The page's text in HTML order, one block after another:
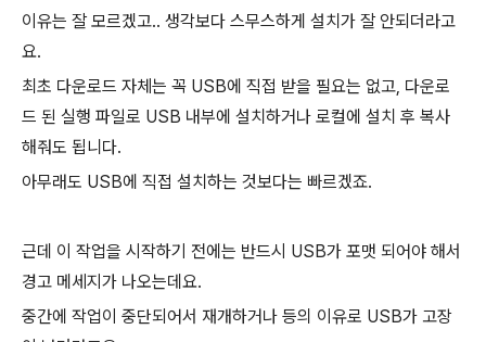
이유는 잘 모르겠고.. 생각보다 스무스하게 설치가 잘 안되더라고
요.
최초 다운로드 자체는 꼭 USB에 직접 받을 필요는 없고, 다운로
드 된 실행 파일로 USB 내부에 설치하거나 로컬에 설치 후 복사
해줘도 됩니다.
아무래도 USB에 직접 설치하는 것보다는 빠르겠죠.
근데 이 작업을 시작하기 전에는 반드시 USB가 포맷 되어야 해서
경고 메세지가 나오는데요.
중간에 작업이 중단되어서 재개하거나 등의 이유로 USB가 고장